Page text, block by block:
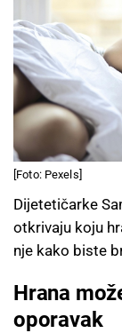
[Foto: Pexels]
Dijetetičarke
otkrivaju koju
nje kako biste
Hrana
oporavak